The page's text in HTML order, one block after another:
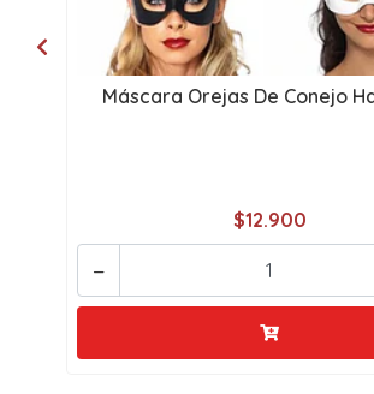
Máscara Orejas De Conejo
$12.900
-